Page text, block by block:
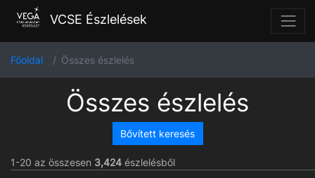
VCSE Észlelések
Főoldal Összes észlelés
Összes észlelés
Bővített keresés
1-20 az összesen 3,424 észlelésből